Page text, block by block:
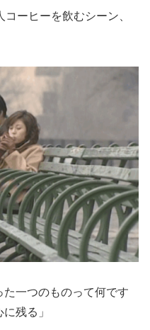
コーヒーを飲むシーン、
た一つのものって何です
残る」